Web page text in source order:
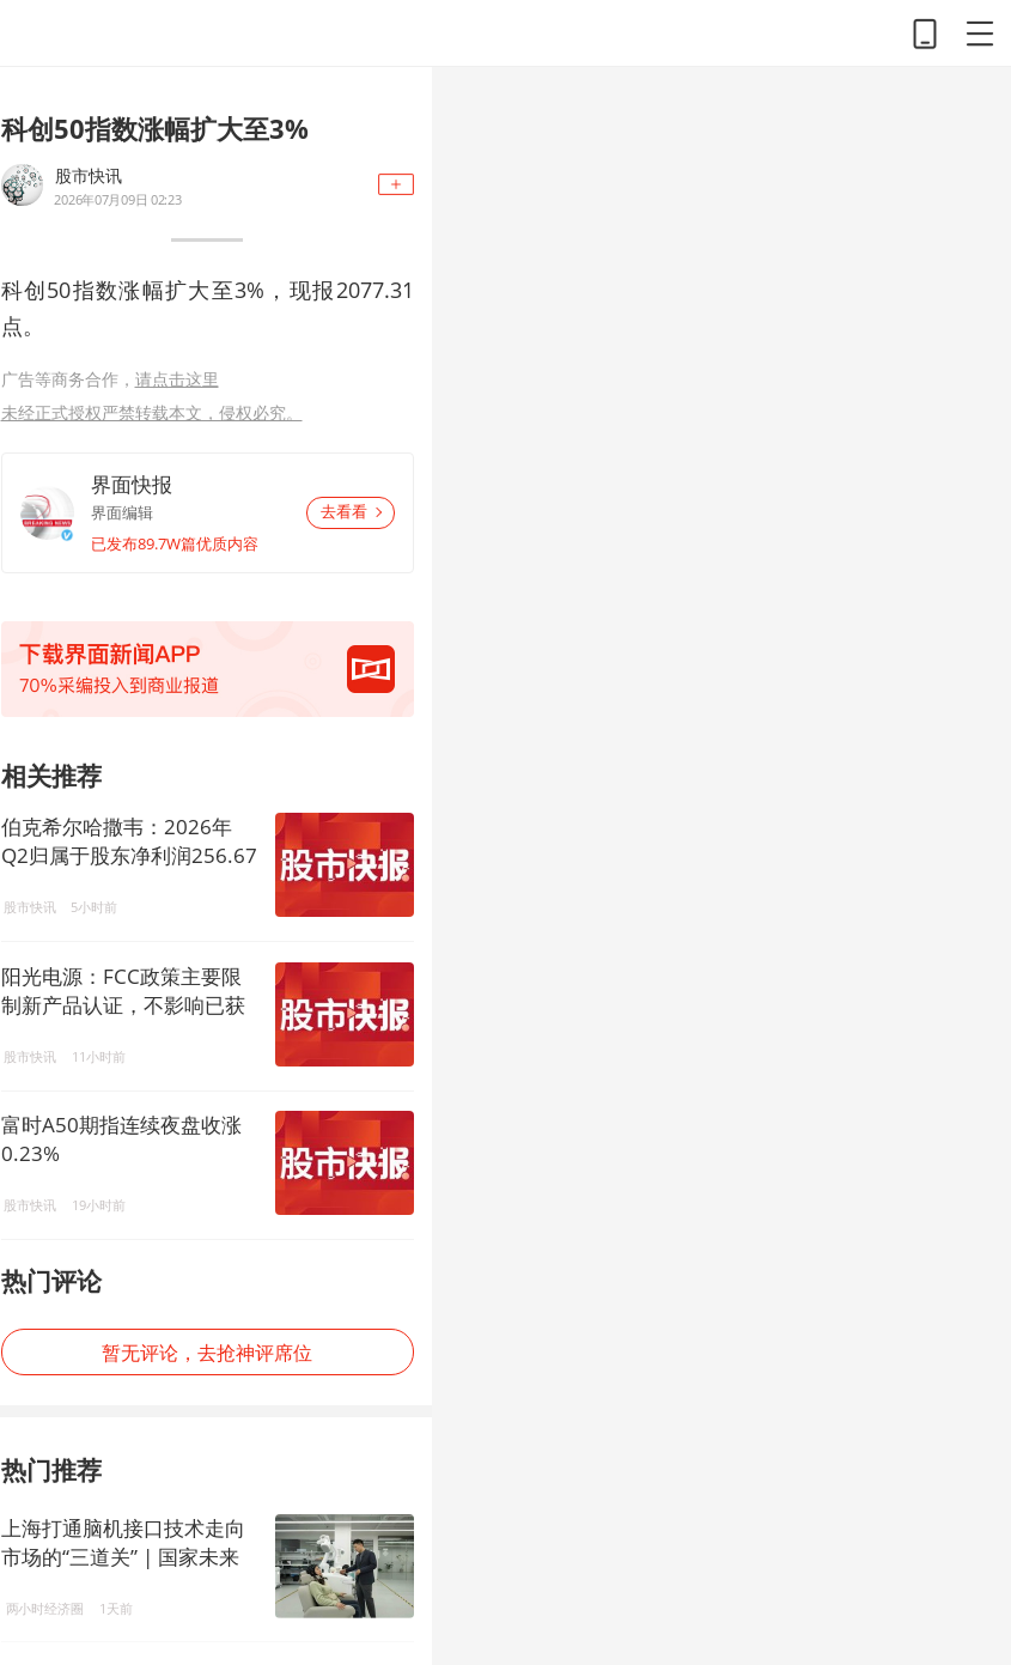
科创50指数涨幅扩大至3%
股市快讯
2026年07月09日 02:23
科创50指数涨幅扩大至3%，现报2077.31
点。
广告等商务合作， 请点击这里
未经正式授权严禁转载本文，侵权必究。
界面快报
界面编辑
已发布89.7W篇优质内容
去看看
相关推荐
伯克希尔哈撒韦：2026年
Q2归属于股东净利润256.67
股市快讯 5小时前
阳光电源：FCC政策主要限
制新产品认证，不影响已获
股市快讯 11小时前
富时A50期指连续夜盘收涨
0.23%
股市快讯 19小时前
热门评论
暂无评论，去抢神评席位
热门推荐
上海打通脑机接口技术走向
市场的“三道关” | 国家未来
两小时经济圈 1天前